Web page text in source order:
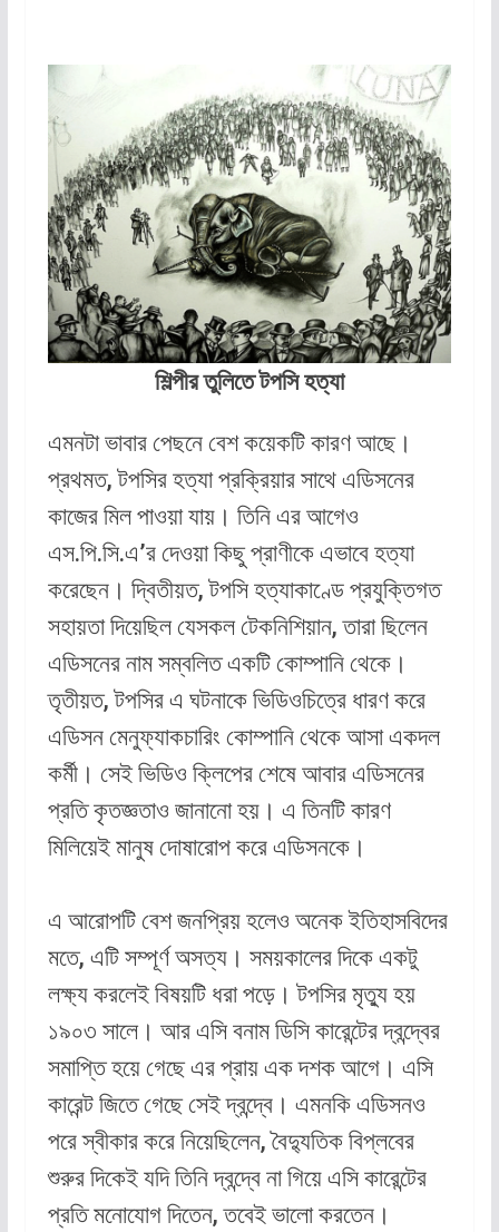
শিল্পীর তুলিতে টপসি হত্যা
এমনটা ভাবার পেছনে বেশ কয়েকটি কারণ আছে।
প্রথমত, টপসির হত্যা প্রক্রিয়ার সাথে এডিসনের
কাজের মিল পাওয়া যায়। তিনি এর আগেও
এস.পি.সি.এ’র দেওয়া কিছু প্রাণীকে এভাবে হত্যা
করেছেন। দ্বিতীয়ত, টপসি হত্যাকাণ্ডে প্রযুক্তিগত
সহায়তা দিয়েছিল যেসকল টেকনিশিয়ান, তারা ছিলেন
এডিসনের নাম সম্বলিত একটি কোম্পানি থেকে।
তৃতীয়ত, টপসির এ ঘটনাকে ভিডিওচিত্রে ধারণ করে
এডিসন মেনুফ্যাকচারিং কোম্পানি থেকে আসা একদল
কর্মী। সেই ভিডিও ক্লিপের শেষে আবার এডিসনের
প্রতি কৃতজ্ঞতাও জানানো হয়। এ তিনটি কারণ
মিলিয়েই মানুষ দোষারোপ করে এডিসনকে।
এ আরোপটি বেশ জনপ্রিয় হলেও অনেক ইতিহাসবিদের
মতে, এটি সম্পূর্ণ অসত্য। সময়কালের দিকে একটু
লক্ষ্য করলেই বিষয়টি ধরা পড়ে। টপসির মৃত্যু হয়
১৯০৩ সালে। আর এসি বনাম ডিসি কারেন্টের দ্বন্দ্বের
সমাপ্তি হয়ে গেছে এর প্রায় এক দশক আগে। এসি
কারেন্ট জিতে গেছে সেই দ্বন্দ্বে। এমনকি এডিসনও
পরে স্বীকার করে নিয়েছিলেন, বৈদ্যুতিক বিপ্লবের
শুরুর দিকেই যদি তিনি দ্বন্দ্বে না গিয়ে এসি কারেন্টের
প্রতি মনোযোগ দিতেন, তবেই ভালো করতেন।